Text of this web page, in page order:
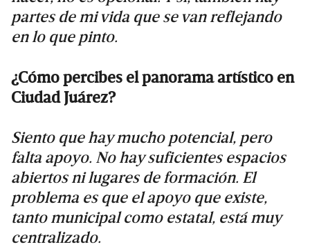
partes de mi vida que se van reflejando
en lo que pinto.
¿Cómo percibes el panorama artístico en
Ciudad Juárez?
Siento que hay mucho potencial, pero
falta apoyo. No hay suficientes espacios
abiertos ni lugares de formación. El
problema es que el apoyo que existe,
tanto municipal como estatal, está muy
centralizado.